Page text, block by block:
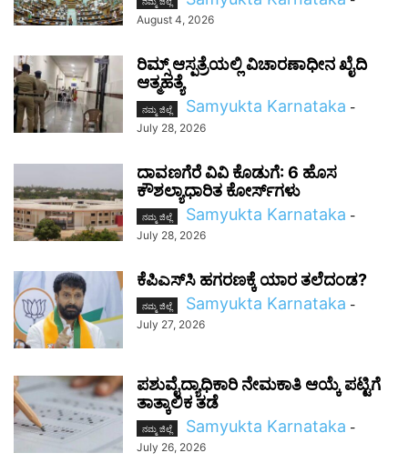
August 4, 2026
ರಿಮ್ಸ್ ಆಸ್ಪತ್ರೆಯಲ್ಲಿ ವಿಚಾರಣಾಧೀನ ಖೈದಿ
ಆತ್ಮಹತ್ಯೆ
ನಮ್ಮ ಜಿಲ್ಲೆ Samyukta Karnataka -
July 28, 2026
ದಾವಣಗೆರೆ ವಿವಿ ಕೊಡುಗೆ: 6 ಹೊಸ
ಕೌಶಲ್ಯಾಧಾರಿತ ಕೋರ್ಸ್‌ಗಳು
ನಮ್ಮ ಜಿಲ್ಲೆ Samyukta Karnataka -
July 28, 2026
ಕೆಪಿಎಸ್‌ಸಿ ಹಗರಣಕ್ಕೆ ಯಾರ ತಲೆದಂಡ?
ನಮ್ಮ ಜಿಲ್ಲೆ Samyukta Karnataka -
July 27, 2026
ಪಶುವೈದ್ಯಾಧಿಕಾರಿ ನೇಮಕಾತಿ ಆಯ್ಕೆ ಪಟ್ಟಿಗೆ
ತಾತ್ಕಾಲಿಕ ತಡೆ
ನಮ್ಮ ಜಿಲ್ಲೆ Samyukta Karnataka -
July 26, 2026